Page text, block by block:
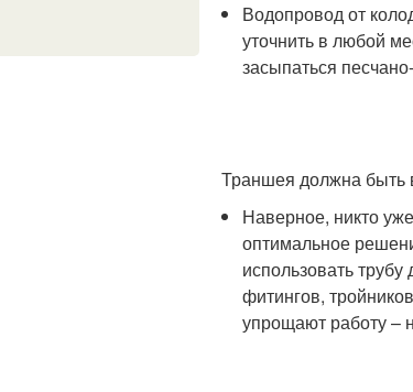
Водопровод от
уточнить в любой
засыпаться
Траншея должна быть
Наверное, никто
оптимальное
использовать
фитингов,
упрощают работу –